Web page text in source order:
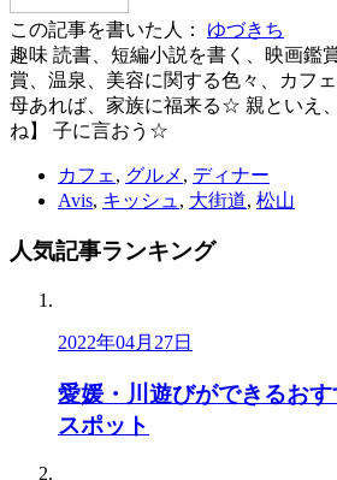
この記事を書いた人：
ゆづきち
趣味 読書、短編小説を書く、映画鑑
賞、温泉、美容に関する色々、カフ
母あれば、家族に福来る☆ 親といえ
ね】 子に言おう☆
カフェ , グルメ , ディナー
Avis, キッシュ , 大街道, 松山
人気記事ランキング
2022年04月27日
愛媛・川遊びができるお
スポット